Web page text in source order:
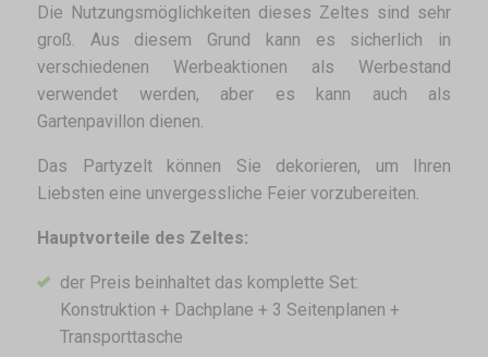
Die Nutzungsmöglichkeiten dieses Zeltes sind sehr
groß. Aus diesem Grund kann es sicherlich in
verschiedenen Werbeaktionen als Werbestand
verwendet werden, aber es kann auch als
Gartenpavillon dienen.
Das Partyzelt können Sie dekorieren, um Ihren
Liebsten eine unvergessliche Feier vorzubereiten.
Hauptvorteile des Zeltes:
der Preis beinhaltet das komplette Set:
Konstruktion + Dachplane + 3 Seitenplanen +
Transporttasche